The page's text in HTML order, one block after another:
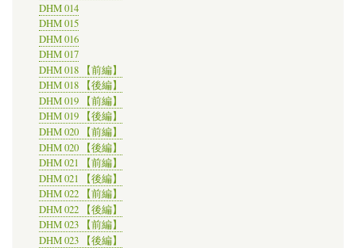
DHM 014
DHM 015
DHM 016
DHM 017
DHM 018 【前編】
DHM 018 【後編】
DHM 019 【前編】
DHM 019 【後編】
DHM 020 【前編】
DHM 020 【後編】
DHM 021 【前編】
DHM 021 【後編】
DHM 022 【前編】
DHM 022 【後編】
DHM 023 【前編】
DHM 023 【後編】